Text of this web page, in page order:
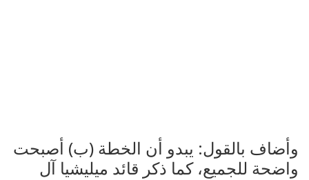
وأضاف بالقول: يبدو أن الخطة (ب) أصبحت
واضحة للجميع، كما ذكر قائد ميليشيا آل